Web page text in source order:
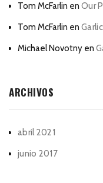
Tom McFarlin en Our
Tom McFarlin en
Michael Novotny en
ARCHIVOS
abril 2021
junio 2017